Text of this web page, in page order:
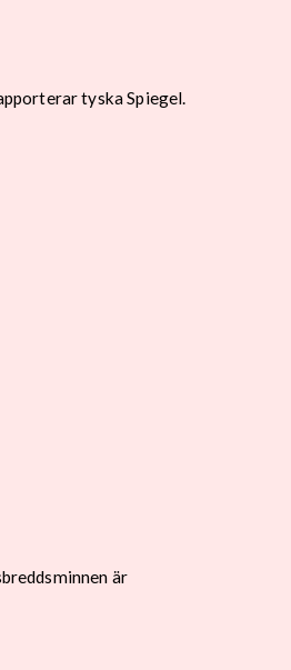
tyska Spiegel.
är